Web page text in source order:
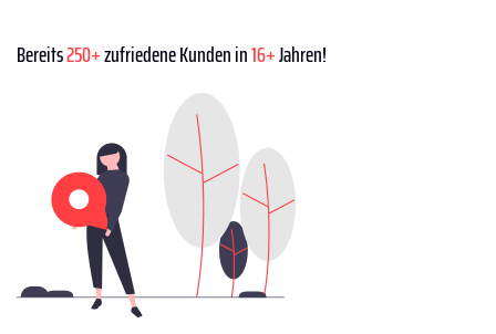
Bereits250+zufriedene Kunden in16+Jahren!